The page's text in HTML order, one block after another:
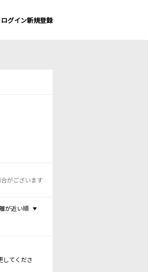
ログイン新規登録
がございます
が近い順
てくださ